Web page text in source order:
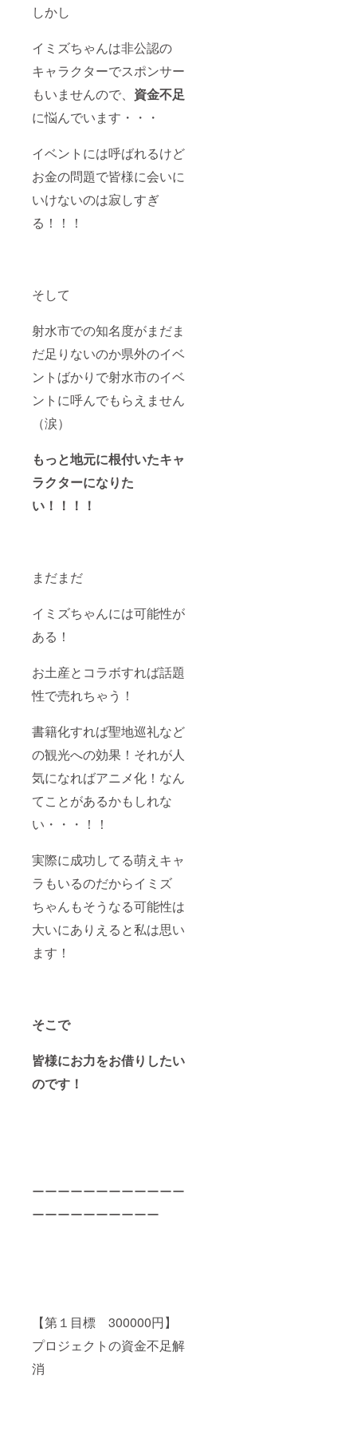
しかし
イミズちゃんは非公認の
キャラクターでスポンサー
もいませんので、 資金不足
に悩んでいます・・・
イベントには呼ばれるけど
お金の問題で皆様に会いに
いけないのは寂しすぎ
る！！！
そして
射水市での知名度がまだま
だ足りないのか県外のイベ
ントばかりで射水市のイベ
ントに呼んでもらえません
（涙）
もっと地元に根付いたキャ
ラクターになりた
い！！！！
まだまだ
イミズちゃんには可能性が
ある！
お土産とコラボすれば話題
性で売れちゃう！
書籍化すれば聖地巡礼など
の観光への効果！それが人
気になればアニメ化！なん
てことがあるかもしれな
い・・・！！
実際に成功してる萌えキャ
ラもいるのだからイミズ
ちゃんもそうなる可能性は
大いにありえると私は思い
ます！
そこで
皆様にお力をお借りしたい
のです！
ーーーーーーーーーーーー
ーーーーーーーーーー
【第１目標 300000円】
プロジェクトの資金不足解
消